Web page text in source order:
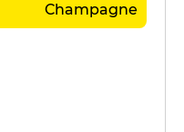
Champagne